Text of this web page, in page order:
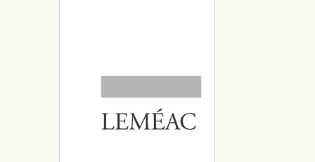
À PROPOS